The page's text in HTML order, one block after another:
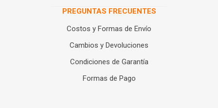
PREGUNTAS FRECUENTES
Costos y Formas de Envío
Cambios y Devoluciones
Condiciones de Garantía
Formas de Pago